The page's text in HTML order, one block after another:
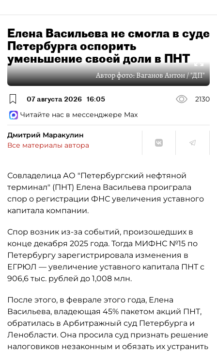
Елена Васильева не смогла в суде
Петербурга оспорить
уменьшение своей доли в ПНТ
Автор фото:Ваганов Антон / "ДП"
07 августа 2026 16:05
2130
Читайте нас в мессенджере Max
Дмитрий Маракулин
Все материалы автора
Совладелица АО "Петербургский нефтяной
терминал" (ПНТ) Елена Васильева проиграла
спор о регистрации ФНС увеличения уставного
капитала компании.
Спор возник из-за событий, произошедших в
конце декабря 2025 года. Тогда МИФНС №15 по
Петербургу зарегистрировала изменения в
ЕГРЮЛ — увеличение уставного капитала ПНТ с
906,6 тыс. рублей до 1,008 млн.
После этого, в феврале этого года, Елена
Васильева, владеющая 45% пакетом акций ПНТ,
обратилась в Арбитражный суд Петербурга и
Ленобласти. Она просила суд признать решение
налоговиков незаконным и обязать их устранить